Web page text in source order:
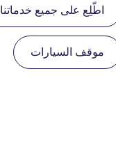
اطّلِع على جميع خدماتنا
موقف السيارات